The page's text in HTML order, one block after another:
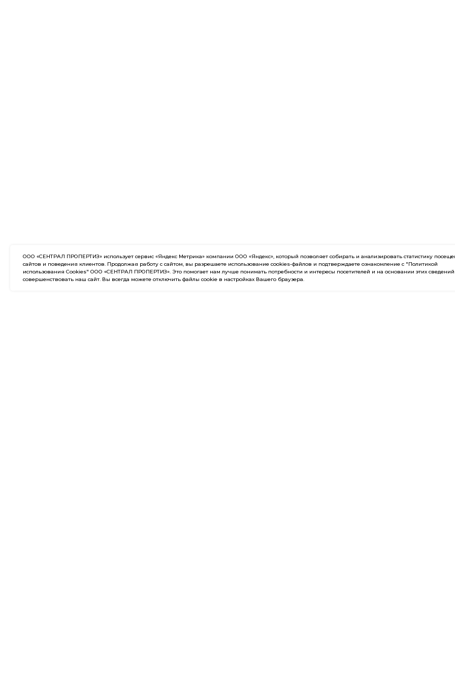
ООО «СЕНТРАЛ ПРОПЕРТИЗ» использует сервис «Яндекс Метрика» компании ООО «Яндекс», который позволяет собирать и анализировать статистику
сайтов и поведения клиентов. Продолжая работу с сайтом, вы разрешаете использование cookies-файлов и подтверждаете ознакомление с "Политикой
использования Cookies" ООО «СЕНТРАЛ ПРОПЕРТИЗ». Это помогает нам лучше понимать потребности и интересы посетителей и на основании этих сведений
совершенствовать наш сайт. Вы всегда можете отключить файлы cookie в настройках Вашего браузера.